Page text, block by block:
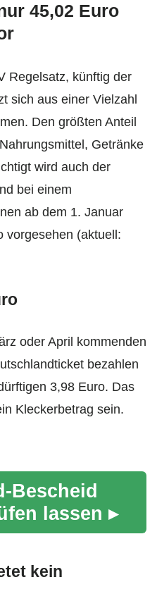
45,02 Euro
Regelsatz, künftig der
sich aus einer Vielzahl
Den größten Anteil
Getränke
wird auch der
bei einem
ab dem 1. Januar
vorgesehen (aktuell:
oder April kommenden
bezahlen
3,98 Euro. Das
Kleckerbetrag sein.
Bescheid
lassen ▸
kein